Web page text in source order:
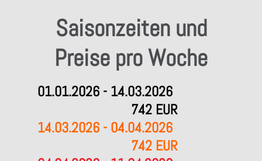
Saisonzeiten und
Preise pro Woche
01.01.2026 - 14.03.2026
742 EUR
14.03.2026 - 04.04.2026
742 EUR